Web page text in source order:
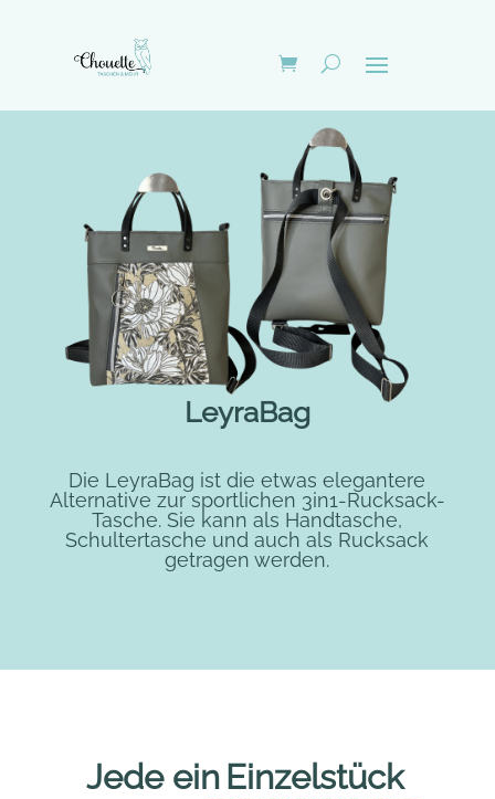
LeyraBag
Die LeyraBag ist die etwas elegantere
Alternative zur sportlichen 3in1-Rucksack-
Tasche. Sie kann als Handtasche,
Schultertasche und auch als Rucksack
getragen werden.
Jede einEinzelstück